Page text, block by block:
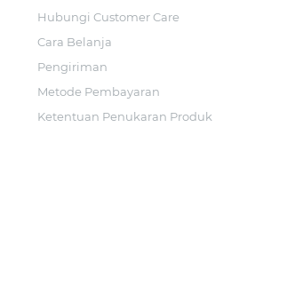
Hubungi Customer Care
Cara Belanja
Pengiriman
Metode Pembayaran
Ketentuan Penukaran Produk